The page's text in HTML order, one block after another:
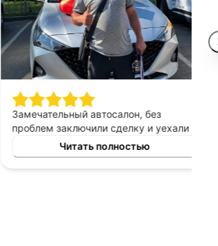
Замечательный автосалон, без
проблем заключили сделку и уехали в
этот же день на новой машине.
Рекомендую!
Читать полностью